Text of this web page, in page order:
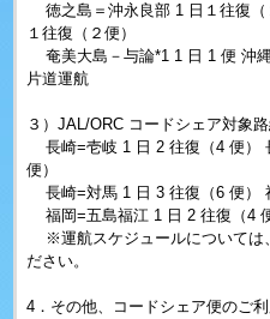
徳之島＝沖永良部 1 日１往復（
１往復（２便）
奄美大島－与論*1 1 日 1 便 沖
片道運航
３）JAL/ORC コードシェア対象
長崎=壱岐 1 日 2 往復（4 便）
便）
長崎=対馬 1 日 3 往復（6 便）
福岡=五島福江 1 日 2 往復（4 便
※運航スケジュールについては
ださい。
4．その他、コードシェア便のご